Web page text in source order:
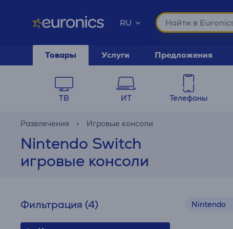
RU
Товары Услуги Предложения
ТВ ИТ Телефоны
Развлечения Игровые консоли
Nintendo Switch
игровые консоли
Фильтрация (4) Nintendo